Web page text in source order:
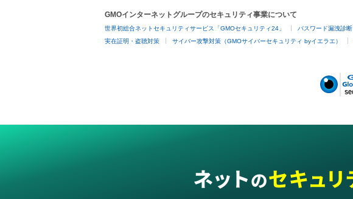
GMOインターネットグループのセキュリティ事業について
世界初総合ネットセキュリティサービス「GMOセキュリティ24」 パスワード漏洩診断
実在証明・盗聴対策 サイバー攻撃対策（GMOサイバーセキュリティ byイエラエ）